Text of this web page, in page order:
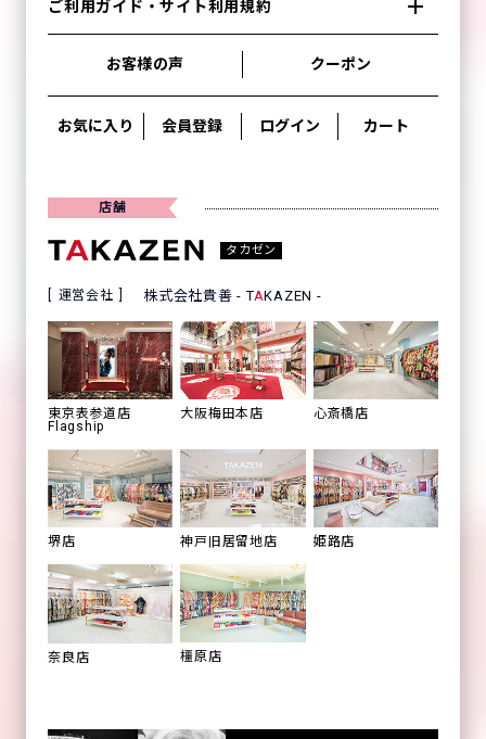
ご利用ガイド・サイト利用規約
お客様の声 クーポン
お気に入り 会員登録 ログイン カート
店舗
タカゼン
運営会社 株式会社貴善 - TAKAZEN -
東京表参道店
Flagship
大阪梅田本店 心斎橋店
堺店 神戸旧居留地店 姫路店
奈良店 橿原店